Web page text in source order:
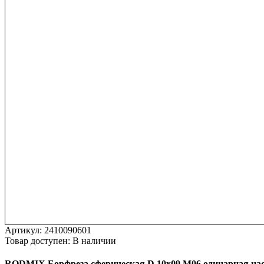
Артикул: 2410090601
Товар доступен: В наличии